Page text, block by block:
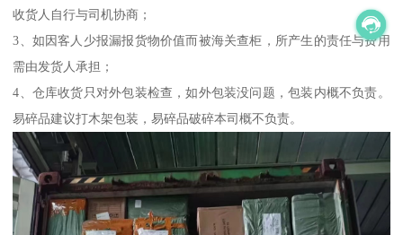
收货人自行与司机协商；
3、如因客人少报漏报货物价值而被海关查柜，所产生的责任与费用
需由发货人承担；
4、仓库收货只对外包装检查，如外包装没问题，包装内概不负责。
易碎品建议打木架包装，易碎品破碎本司概不负责。